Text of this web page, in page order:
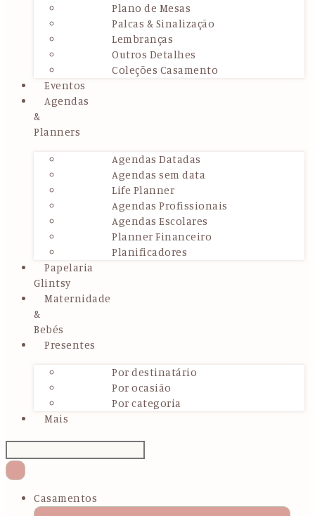
Plano de Mesas
Palcas & Sinalização
Lembranças
Outros Detalhes
Coleções Casamento
Eventos
Agendas
&
Planners
Agendas Datadas
Agendas sem data
Life Planner
Agendas Profissionais
Agendas Escolares
Planner Financeiro
Planificadores
Papelaria
Glintsy
Maternidade
&
Bebés
Presentes
Por destinatário
Por ocasião
Por categoria
Mais
Casamentos